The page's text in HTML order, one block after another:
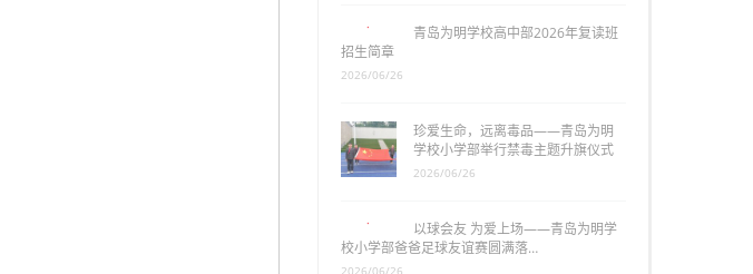
青岛为明学校高中部2026年复读班
珍爱生命，远离毒品——青岛为明
学校小学部举行禁毒主题升旗仪式
2026/06/26
以球会友 为爱上场——青岛为明学
校小学部爸爸足球友谊赛圆满落…